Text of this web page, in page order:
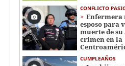
CONFLICTO
Enfermera
esposo para
muerte de su
crimen en la
CUMPLEAÑOS